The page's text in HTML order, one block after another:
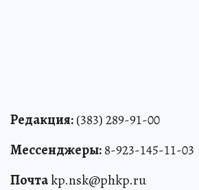
Редакция:(383) 289-91-00
Мессенджеры:8-923-145-11-03
Почтаkp.nsk@phkp.ru